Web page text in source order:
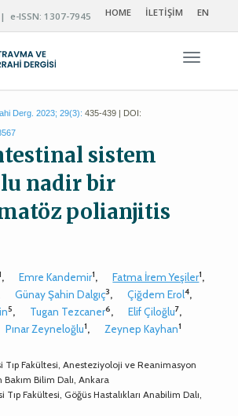
e-ISSN: 1307-7945 HOME İLETİŞİM EN
Derg. 2023; 29(3): 435-439 | DOI:
sistem
nadir bir
polianjitis
, Emre Kandemir1, Fatma İrem Yeşiler1,
Günay Şahin Dalgıç3, Çiğdem Erol4,
5, Tugan Tezcaner6, Elif Çiloğlu7,
Pınar Zeyneloğlu1, Zeynep Kayhan1
Tıp Fakültesi, Anesteziyoloji ve Reanimasyon
Bakım Bilim Dalı, Ankara
Fakültesi, Göğüs Hastalıkları Anabilim Dalı,